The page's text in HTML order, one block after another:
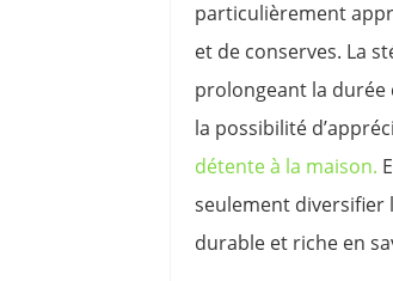
particulièrement
et de conserves. La
prolongeant la durée
la possibilité
détente à la maison.
seulement diversifier
durable et riche en